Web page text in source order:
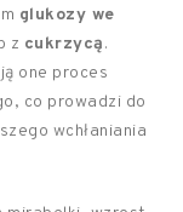
glukozy we
z cukrzycą.
one proces
co prowadzi do
wchłaniania